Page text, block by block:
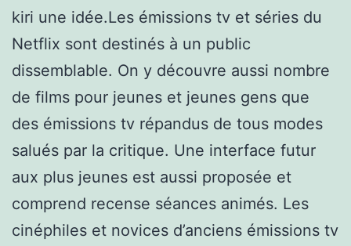
kiri une idée.Les émissions tv et séries du
Netflix sont destinés à un public
dissemblable. On y découvre aussi nombre
de films pour jeunes et jeunes gens que
des émissions tv répandus de tous modes
salués par la critique. Une interface futur
aux plus jeunes est aussi proposée et
comprend recense séances animés. Les
cinéphiles et novices d’anciens émissions tv